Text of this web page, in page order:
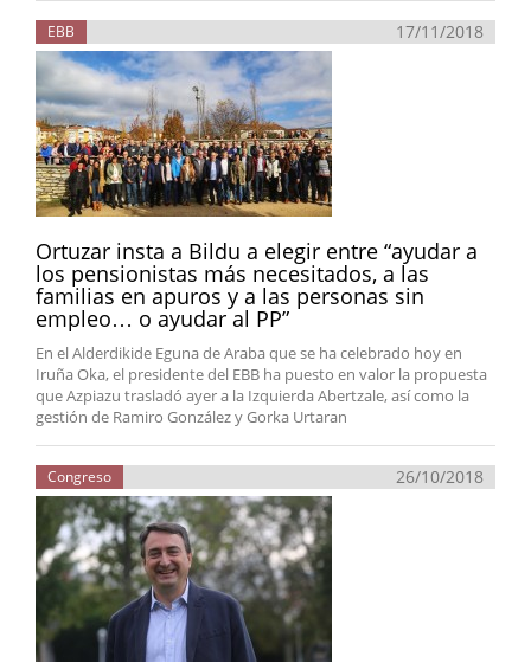
EBB 17/11/2018
Ortuzar insta a Bildu a elegir entre “ayudar a
los pensionistas más necesitados, a las
familias en apuros y a las personas sin
empleo… o ayudar al PP”
En el Alderdikide Eguna de Araba que se ha celebrado hoy en
Iruña Oka, el presidente del EBB ha puesto en valor la propuesta
que Azpiazu trasladó ayer a la Izquierda Abertzale, así como la
gestión de Ramiro González y Gorka Urtaran
Congreso 26/10/2018